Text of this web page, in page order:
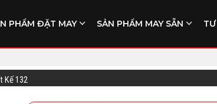
PHẨM ĐẶT MAY SẢN PHẨM MAY SẴN
Kế 132